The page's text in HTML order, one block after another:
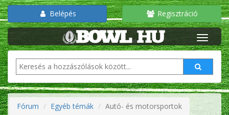
Belépés Regisztráció
Fórum Egyéb témák Autó- és motorsportok